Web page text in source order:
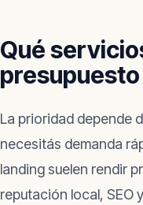
Qué
La prioridad depende
necesitás demanda
landing suelen rendir
reputación local, SEO